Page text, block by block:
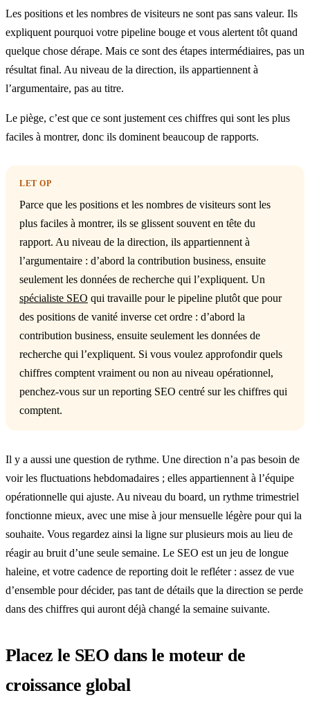
Les positions et les nombres de visiteurs ne sont pas sans valeur. Ils
expliquent pourquoi votre pipeline bouge et vous alertent tôt quand
quelque chose dérape. Mais ce sont des étapes intermédiaires, pas un
résultat final. Au niveau de la direction, ils appartiennent à
l’argumentaire, pas au titre.
Le piège, c’est que ce sont justement ces chiffres qui sont les plus
faciles à montrer, donc ils dominent beaucoup de rapports.
LET OP
Parce que les positions et les nombres de visiteurs sont les
plus faciles à montrer, ils se glissent souvent en tête du
rapport. Au niveau de la direction, ils appartiennent à
l’argumentaire : d’abord la contribution business, ensuite
seulement les données de recherche qui l’expliquent. Un
spécialiste SEO qui travaille pour le pipeline plutôt que pour
des positions de vanité inverse cet ordre : d’abord la
contribution business, ensuite seulement les données de
recherche qui l’expliquent. Si vous voulez approfondir quels
chiffres comptent vraiment ou non au niveau opérationnel,
penchez-vous sur un reporting SEO centré sur les chiffres qui
comptent.
Il y a aussi une question de rythme. Une direction n’a pas besoin de
voir les fluctuations hebdomadaires ; elles appartiennent à l’équipe
opérationnelle qui ajuste. Au niveau du board, un rythme trimestriel
fonctionne mieux, avec une mise à jour mensuelle légère pour qui la
souhaite. Vous regardez ainsi la ligne sur plusieurs mois au lieu de
réagir au bruit d’une seule semaine. Le SEO est un jeu de longue
haleine, et votre cadence de reporting doit le refléter : assez de vue
d’ensemble pour décider, pas tant de détails que la direction se perde
dans des chiffres qui auront déjà changé la semaine suivante.
Placez le SEO dans le moteur de
croissance global